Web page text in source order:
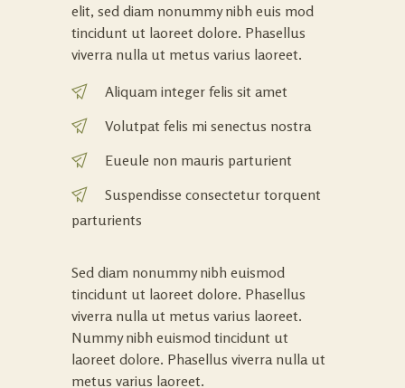
elit, sed diam nonummy nibh euis mod
tincidunt ut laoreet dolore. Phasellus
viverra nulla ut metus varius laoreet.
Aliquam integer felis sit amet
Volutpat felis mi senectus nostra
Eueule non mauris parturient
Suspendisse consectetur torquent
parturients
Sed diam nonummy nibh euismod
tincidunt ut laoreet dolore. Phasellus
viverra nulla ut metus varius laoreet.
Nummy nibh euismod tincidunt ut
laoreet dolore. Phasellus viverra nulla ut
metus varius laoreet.